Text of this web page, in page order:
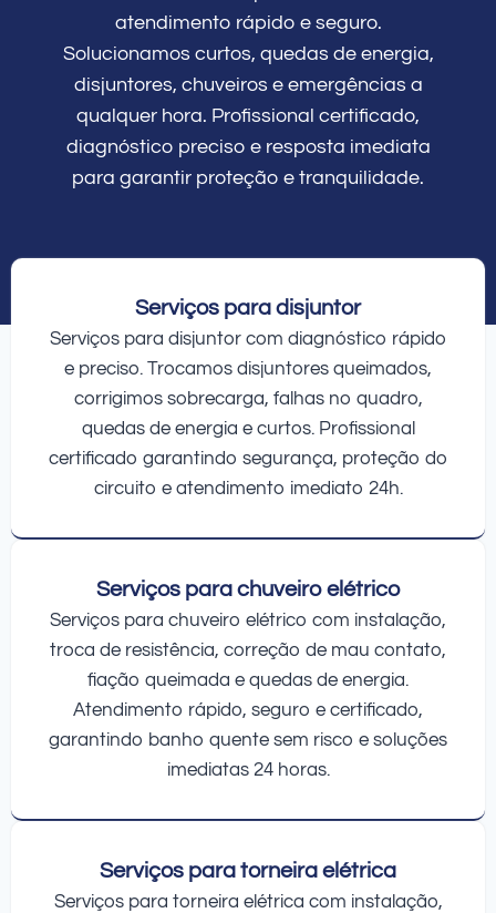
atendimento rápido e seguro.
Solucionamos curtos, quedas de energia,
disjuntores, chuveiros e emergências a
qualquer hora. Profissional certificado,
diagnóstico preciso e resposta imediata
para garantir proteção e tranquilidade.
Serviços para disjuntor
Serviços para disjuntor com diagnóstico rápido
e preciso. Trocamos disjuntores queimados,
corrigimos sobrecarga, falhas no quadro,
quedas de energia e curtos. Profissional
certificado garantindo segurança, proteção do
circuito e atendimento imediato 24h.
Serviços para chuveiro elétrico
Serviços para chuveiro elétrico com instalação,
troca de resistência, correção de mau contato,
fiação queimada e quedas de energia.
Atendimento rápido, seguro e certificado,
garantindo banho quente sem risco e soluções
imediatas 24 horas.
Serviços para torneira elétrica
Serviços para torneira elétrica com instalação,